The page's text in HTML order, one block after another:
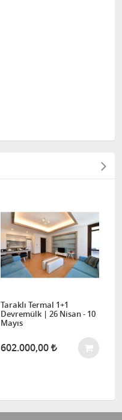
Taraklı Termal 1+1
Devremülk | 26 Nisan - 10
Mayıs
602.000,00